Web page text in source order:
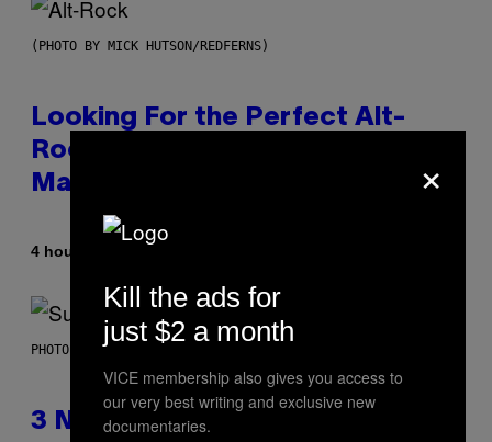
(PHOTO BY MICK HUTSON/REDFERNS)
Looking For the Perfect Alt-
Rock Mixtape for Your Boo? I
Made It for You Already
4 hours ago
PHOTO BY NIELS VAN IPEREN/GETTY IMAGES
3 No-Skip Britpop Albums
×
Kill the ads for
just $2 a month
VICE membership also gives you access to
our very best writing and exclusive new
documentaries.